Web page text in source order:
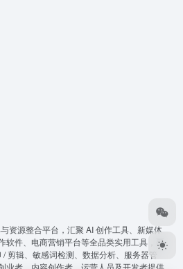
资源整合平台，汇聚 AI 创作工具、新媒体
软件、电商营销平台等全品类实用工具，覆
剪辑、敏感词检测、数据分析、服务器管
业者、内容创作者、运营人员及开发者提供